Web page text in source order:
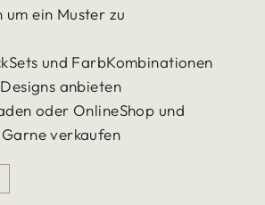
um ein Muster zu
und FarbKombinationen
anbieten
oder OnlineShop und
verkaufen